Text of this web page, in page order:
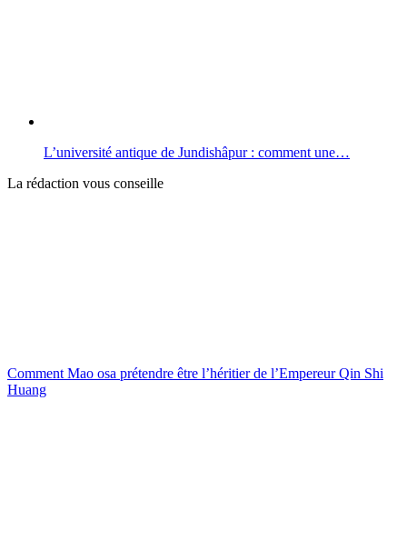
L’université antique de Jundishâpur : comment une…
La rédaction vous conseille
Comment Mao osa prétendre être l’héritier de l’Empereur Qin Shi
Huang